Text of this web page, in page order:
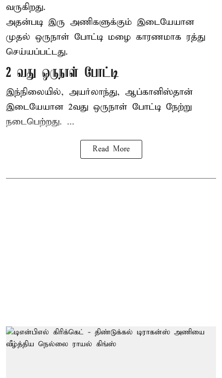
வருகிறது.
அதன்படி இரு அணிகளுக்கும் இடையேயான
முதல் ஒருநாள் போட்டி மழை காரணமாக ரத்து
செய்யப்பட்டது.
2 வது ஒருநாள் போட்டி
இந்நிலையில், அயர்லாந்து, ஆப்கானிஸ்தான்
இடையேயான 2வது ஒருநாள் போட்டி நேற்று
நடைபெற்றது. ...
Read More